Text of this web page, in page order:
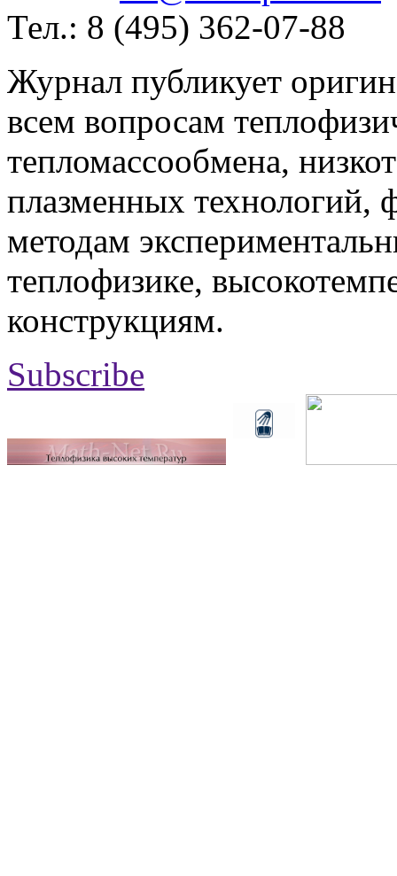
Тел.: 8 (495) 362-07-88
Журнал публикует
всем вопросам
тепломассообмена,
плазменных технологий,
методам
теплофизике,
конструкциям.
Subscribe